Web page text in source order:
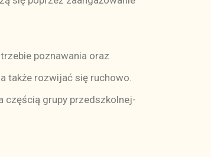
poznawania oraz
także rozwijać się ruchowo.
częścią grupy przedszkolnej-